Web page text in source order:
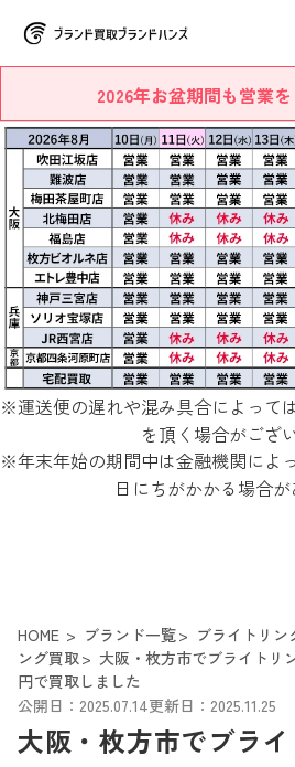
2026年お盆期間も営業
※運送便の遅れや混み具合によって
を頂く場合がござ
※年末年始の期間中は金融機関によ
日にちがかかる場合が
HOME ブランド一覧 ブライトリン
ング買取
大阪・枚方市でブライトリ
円で買取しました
公開日：2025.07.14更新日：2025.11.25
大阪・枚方市でブラ